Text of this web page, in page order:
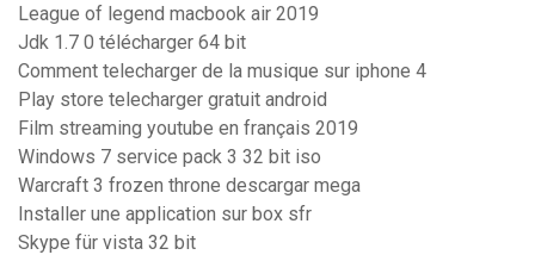
League of legend macbook air 2019
Jdk 1.7 0 télécharger 64 bit
Comment telecharger de la musique sur iphone 4
Play store telecharger gratuit android
Film streaming youtube en français 2019
Windows 7 service pack 3 32 bit iso
Warcraft 3 frozen throne descargar mega
Installer une application sur box sfr
Skype für vista 32 bit